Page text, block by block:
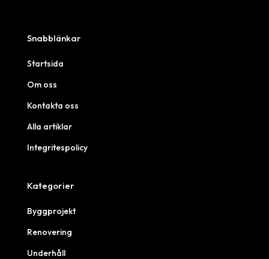
Snabblänkar
Startsida
Om oss
Kontakta oss
Alla artiklar
Integritespolicy
Kategorier
Byggprojekt
Renovering
Underhåll